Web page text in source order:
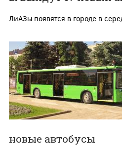
ЛиАЗы появятся в городе в
новые автобусы